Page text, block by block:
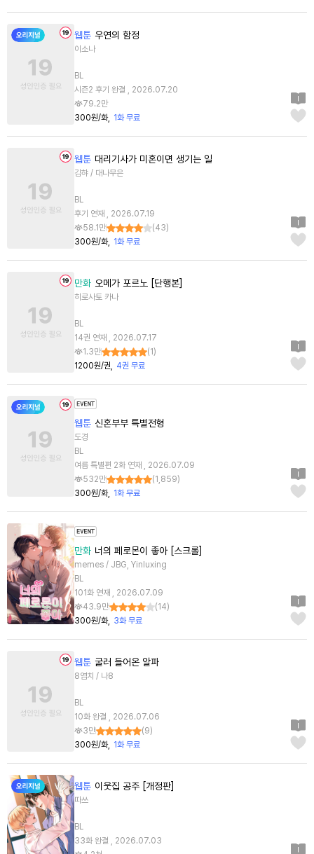
웹툰 우연의 함정
이소나
BL
시즌2 후기 완결 , 2026.07.20
79.2만
300원/화
1화 무료
웹툰 대리기사가 미혼이면 생기는 일
김햐 / 대나무은
BL
후기 연재 , 2026.07.19
58.1만
(43)
300원/화
1화 무료
만화 오메가 포르노 [단행본]
히로사토 카나
BL
14권 연재 , 2026.07.17
1.3만
(1 )
1200원/권
4권 무료
웹툰 신혼부부 특별전형
도경
BL
여름 특별편 2화 연재 , 2026.07.09
532만
(1,859)
300원/화
1화 무료
만화 너의 페로몬이 좋아 [스크롤]
memes / JBG, Yinluxing
BL
101화 연재 , 2026.07.09
43.9만
(14)
300원/화
3화 무료
웹툰 굴러 들어온 알파
8염치 / 나8
BL
10화 완결 , 2026.07.06
3만
(9)
300원/화
1화 무료
웹툰 이웃집 공주 [개정판]
따쓰
BL
33화 완결 , 2026.07.03